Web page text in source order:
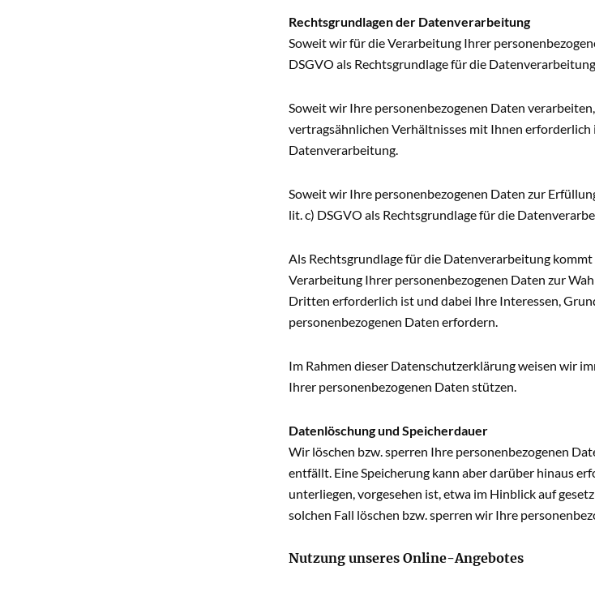
Rechtsgrundlagen der Datenverarbeitung
Soweit wir für die Verarbeitung Ihrer
DSGVO als Rechtsgrundlage für die
Soweit wir Ihre personenbezogenen Daten
vertragsähnlichen Verhältnisses mit Ihnen
Datenverarbeitung.
Soweit wir Ihre personenbezogenen Daten zur
lit. c) DSGVO als Rechtsgrundlage für die
Als Rechtsgrundlage für die Datenverarbeitung
Verarbeitung Ihrer personenbezogenen Daten zur
Dritten erforderlich ist und dabei Ihre Interessen,
personenbezogenen Daten erfordern.
Im Rahmen dieser Datenschutzerklärung weisen wir
Ihrer personenbezogenen Daten stützen.
Datenlöschung und Speicherdauer
Wir löschen bzw. sperren Ihre personenbezogenen
entfällt. Eine Speicherung kann aber darüber hinaus
unterliegen, vorgesehen ist, etwa im Hinblick auf
solchen Fall löschen bzw. sperren wir Ihre
Nutzung unseres Online-Angebotes